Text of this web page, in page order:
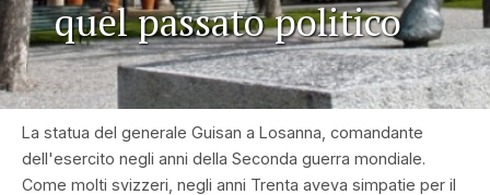
quel passato politico
La statua del generale Guisan a Losanna, comandante
dell'esercito negli anni della Seconda guerra mondiale.
Come molti svizzeri, negli anni Trenta aveva simpatie per il